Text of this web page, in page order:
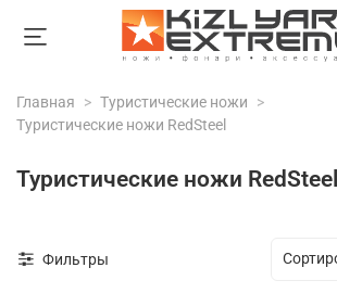
Главная
Туристические ножи
Туристические ножи RedSteel
Туристические ножи RedSteel
Фильтры